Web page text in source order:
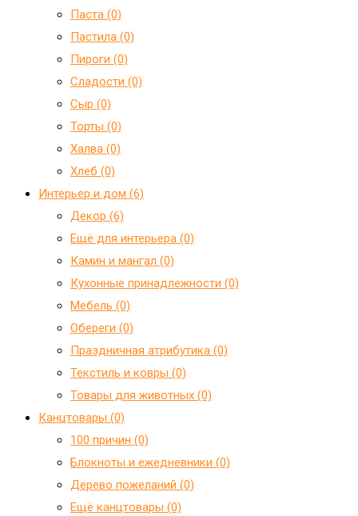
Паста (0)
Пастила (0)
Пироги (0)
Сладости (0)
Сыр (0)
Торты (0)
Халва (0)
Хлеб (0)
Интерьер и дом (6)
Декор (6)
Ещё для интерьера (0)
Камин и мангал (0)
Кухонные принадлежности (0)
Мебель (0)
Обереги (0)
Праздничная атрибутика (0)
Текстиль и ковры (0)
Товары для животных (0)
Канцтовары (0)
100 причин (0)
Блокноты и ежедневники (0)
Дерево пожеланий (0)
Ещё канцтовары (0)